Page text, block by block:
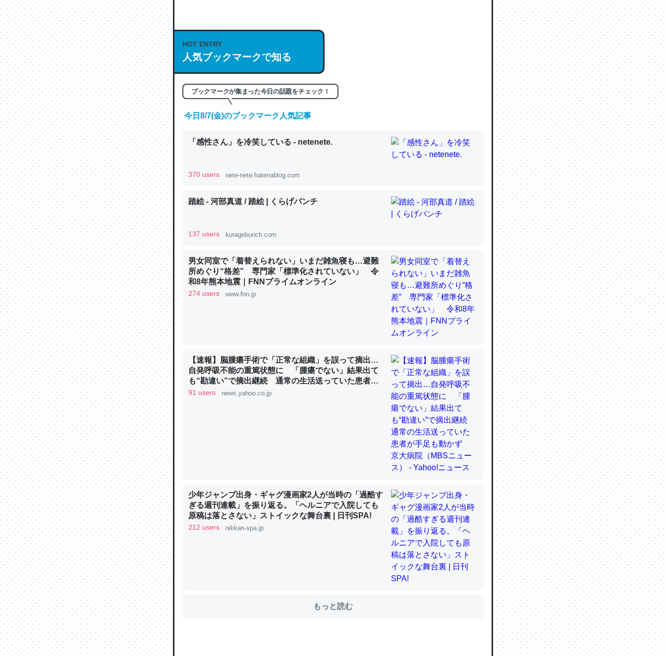
これは良記事。32768トークンだと英語小説100ページ分くらい。小説でいう「ずっと前
の伏線」は回収されないけど、短期記憶というには多い分量。進化すればするほど分かり
やすく強くなりそう
の600分の1程度。
─ニュース :: 【研究発表】昆虫学の大問題＝「昆虫はなぜ海にいないのか」に関する新仮説
論文では「淡水はカルシウムも酸素も不足してて両方に不利だから両方が拮抗してるので
は」とあって面白い。海にいる鋏角類（カブトガニ・ウミグモ）はカルシウムを使わずキ
─ニュース :: 【研究発表】昆虫学の大問題＝「昆虫はなぜ海にいないのか」に関する新仮説
これを元に考えるとカルシウムを大量に使う脊椎動物と貝類は苦労してるんだな…。腹足
類だと殻を無くしてナメクジになったり努力してるし。
─ニュース :: 【研究発表】昆虫学の大問題＝「昆虫はなぜ海にいないのか」に関する新仮説
ウチもEchoを実家に置いて４年。でたまに覗いてる。ぼちぼちRingも置こうかと画策
れ見て生きてるなって分かる。
─たまにLINEするくらいだった遠方の父67歳と僕。ITツール導入でコミュニケーションが劇的に変化し
た｜tayorini by LIFULL介護
ちょうど同じ理由でEcho Show 8を設定中でした。PrimeとかSpotifyを支払う孝行もで
を実質100倍以上に伸ばす効果があるはず……
HOT ENTRY
人気ブックマークで知る
ブックマークが集まった今日の話題をチェック！
今日8/7(金)のブックマーク人気記事
「感性さん」を冷笑している - netenete.
370 users nete-nete.hatenablog.com
踏絵 - 河部真道 / 踏絵 | くらげバンチ
137 users kuragebunch.com
男女同室で「着替えられない」いまだ雑魚寝も…避難
所めぐり“格差” 専門家「標準化されていない」 令
和8年熊本地震｜FNNプライムオンライン
274 users www.fnn.jp
【速報】脳腫瘍手術で「正常な組織」を誤って摘出…
自発呼吸不能の重篤状態に 「腫瘍でない」結果出て
も“勘違い”で摘出継続 通常の生活送っていた患者が
手足も動かず 京大病院（MBSニュース） - Yahoo!ニ
91 users news.yahoo.co.jp
少年ジャンプ出身・ギャグ漫画家2人が当時の「過酷す
ぎる週刊連載」を振り返る。「ヘルニアで入院しても
原稿は落とさない」ストイックな舞台裏 | 日刊SPA!
212 users nikkan-spa.jp
もっと読む